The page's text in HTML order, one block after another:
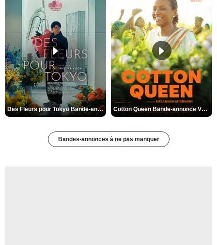
Des Fleurs pour Tokyo Bande-annonce VO STFR Cotton Queen Bande-annonce VO STFR
Bandes-annonces à ne pas manquer